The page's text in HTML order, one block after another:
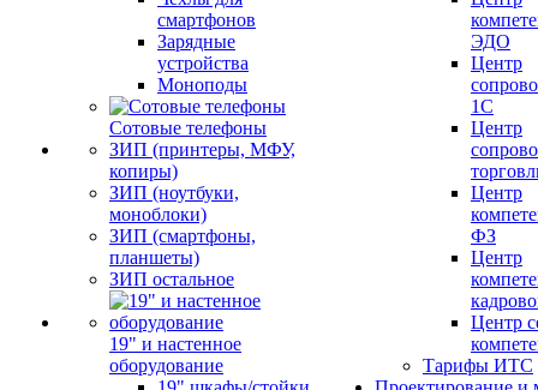
смартфонов
Зарядные
устройства
Моноподы
Сотовые телефоны
ЗИП (принтеры, МФУ,
копиры)
ЗИП (ноутбуки,
моноблоки)
ЗИП (смартфоны,
планшеты)
ЗИП остальное
19" и настенное
оборудование
ЭДО
Центр
1С
Центр
Центр
ФЗ
Центр
Центр
Тарифы ИТС